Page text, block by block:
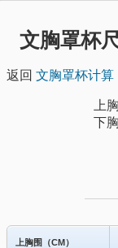
文胸罩杯
返回 文胸罩杯计算
上
下
上胸围（CM）